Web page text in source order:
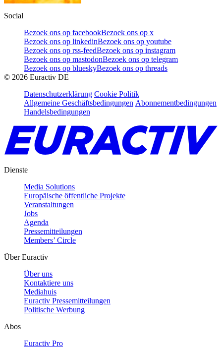
Social
Bezoek ons op facebookBezoek ons op x
Bezoek ons op linkedinBezoek ons op youtube
Bezoek ons op rss-feedBezoek ons op instagram
Bezoek ons op mastodonBezoek ons op telegram
Bezoek ons op blueskyBezoek ons op threads
© 2026 Euractiv DE
Datenschutzerklärung Cookie Politik
Allgemeine Geschäftsbedingungen Abonnementbedingungen
Handelsbedingungen
Dienste
Media Solutions
Europäische öffentliche Projekte
Veranstaltungen
Jobs
Agenda
Pressemitteilungen
Members’ Circle
Über Euractiv
Über uns
Kontaktiere uns
Mediahuis
Euractiv Pressemitteilungen
Politische Werbung
Abos
Euractiv Pro